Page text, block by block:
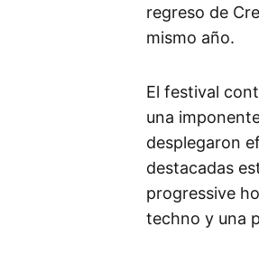
regreso de
mismo año.
El festival
una
desplegaron
destacadas
progressive
techno y una